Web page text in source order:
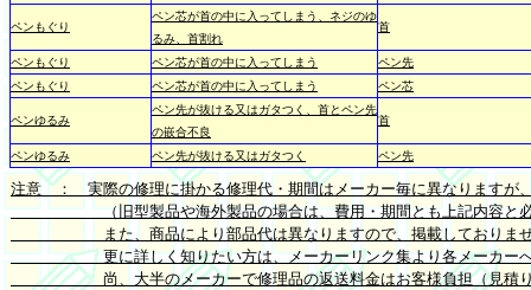
ペンもぐり
ペン芯が首の中に入ってしまう、ネジのゆ
るみ、首割れ
首
ペンもぐり ペン芯が首の中に入ってしまう
ペン先
ペンもぐり
ペン芯が首の中に入ってしまう ペン芯
ペンゆるみ
ペン先が抜ける又はガタつく、首とペン先
の嵌合不良
首
ペンゆるみ ペン先が抜ける又はガタつく ペン先
注意 ： 実際の修理に掛かる修理代・期間はメーカー毎に異なりますが
（旧型製品や海外製品の場合は、費用・期間とも上記内容と必
また、商品により部品代は異なりますので、掲載しておりま
更に詳しく知りたい方は、メーカーリンク集より各メーカーへ
尚、大半のメーカーで修理品の返送料金はお客様負担（見積り依